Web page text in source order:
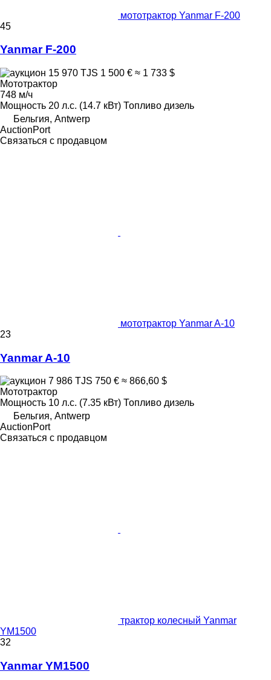
мототрактор Yanmar F-200
45
Yanmar F-200
15 970 TJS 1 500 € ≈ 1 733 $
Мототрактор
748 м/ч
Мощность 20 л.с. (14.7 кВт) Топливо дизель
Бельгия, Antwerp
AuctionPort
Связаться с продавцом
мототрактор Yanmar A-10
23
Yanmar A-10
7 986 TJS 750 € ≈ 866,60 $
Мототрактор
Мощность 10 л.с. (7.35 кВт) Топливо дизель
Бельгия, Antwerp
AuctionPort
Связаться с продавцом
трактор колесный Yanmar
YM1500
32
Yanmar YM1500